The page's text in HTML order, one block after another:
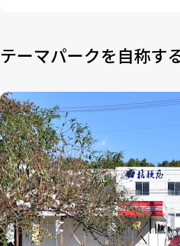
テーマパークを自称す